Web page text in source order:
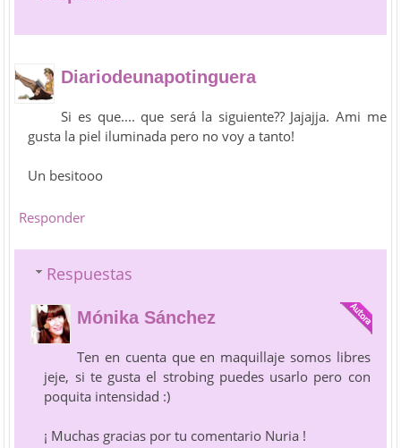
Diariodeunapotinguera
Si es que.... que será la siguiente?? Jajajja. Ami me
gusta la piel iluminada pero no voy a tanto!
Un besitooo
Responder
Respuestas
Mónika Sánchez
Ten en cuenta que en maquillaje somos libres
jeje, si te gusta el strobing puedes usarlo pero con
poquita intensidad :)
¡ Muchas gracias por tu comentario Nuria !